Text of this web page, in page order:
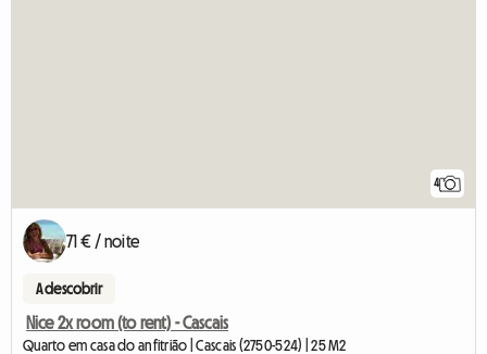
4
71 € / noite
A descobrir
Nice 2x room (to rent) - Cascais
Quarto em casa do anfitrião | Cascais (2750-524) | 25 M2